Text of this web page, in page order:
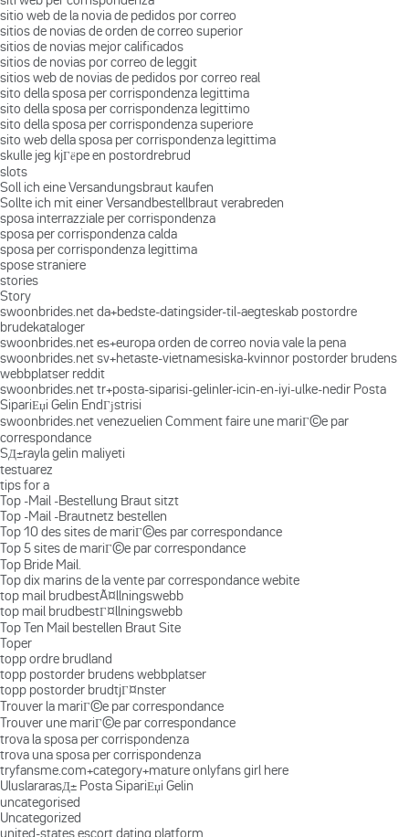
sitio web de la novia de pedidos por correo
sitios de novias de orden de correo superior
sitios de novias mejor calificados
sitios de novias por correo de leggit
sitios web de novias de pedidos por correo real
sito della sposa per corrispondenza legittima
sito della sposa per corrispondenza legittimo
sito della sposa per corrispondenza superiore
sito web della sposa per corrispondenza legittima
skulle jeg kjГёpe en postordrebrud
slots
Soll ich eine Versandungsbraut kaufen
Sollte ich mit einer Versandbestellbraut verabreden
sposa interrazziale per corrispondenza
sposa per corrispondenza calda
sposa per corrispondenza legittima
spose straniere
stories
Story
swoonbrides.net da+bedste-datingsider-til-aegteskab postordre
brudekataloger
swoonbrides.net es+europa orden de correo novia vale la pena
swoonbrides.net sv+hetaste-vietnamesiska-kvinnor postorder brudens
webbplatser reddit
swoonbrides.net tr+posta-siparisi-gelinler-icin-en-iyi-ulke-nedir Posta
SipariЕџi Gelin EndГјstrisi
swoonbrides.net venezuelien Comment faire une mariГ©e par
correspondance
SД±rayla gelin maliyeti
testuarez
tips for a
Top -Mail -Bestellung Braut sitzt
Top -Mail -Brautnetz bestellen
Top 10 des sites de mariГ©es par correspondance
Top 5 sites de mariГ©e par correspondance
Top Bride Mail.
Top dix marins de la vente par correspondance webite
top mail brudbestÃ¤llningswebb
top mail brudbestГ¤llningswebb
Top Ten Mail bestellen Braut Site
Toper
topp ordre brudland
topp postorder brudens webbplatser
topp postorder brudtjГ¤nster
Trouver la mariГ©e par correspondance
Trouver une mariГ©e par correspondance
trova la sposa per corrispondenza
trova una sposa per corrispondenza
tryfansme.com+category+mature onlyfans girl here
UluslararasД± Posta SipariЕџi Gelin
uncategorised
Uncategorized
united-states escort dating platform